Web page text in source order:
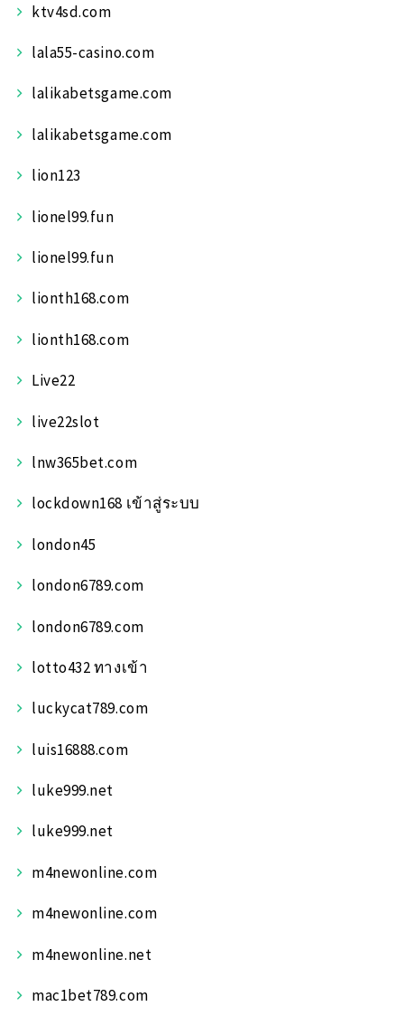
ktv4sd.com
lala55-casino.com
lalikabetsgame.com
lalikabetsgame.com
lion123
lionel99.fun
lionel99.fun
lionth168.com
lionth168.com
Live22
live22slot
lnw365bet.com
lockdown168 เข้าสู่ระบบ
london45
london6789.com
london6789.com
lotto432 ทางเข้า
luckycat789.com
luis16888.com
luke999.net
luke999.net
m4newonline.com
m4newonline.com
m4newonline.net
mac1bet789.com